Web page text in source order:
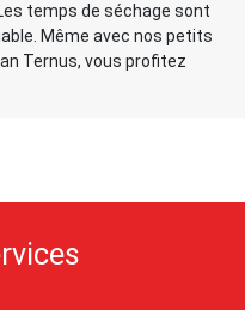
temps de séchage sont
Même avec nos petits
Ternus, vous profitez